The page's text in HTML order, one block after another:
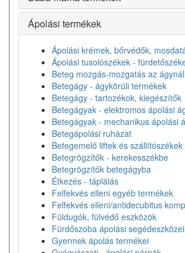
Ápolási termékek
Ápolási krémek, bőrvédők,
Ápolási tusolószékek -
Beteg mozgás-mozgatás az ágynál
Betegágy - ágykörüli termékek
Betegágy - tartozékok, kiegészítők
Betegágyak - elektromos ápolási
Betegágyak - mechanikus ápolási
Betegápolási ruházat
Betegemelő liftek és szállítószékek
Betegrögzítők - kerekesszékbe
Betegrögzítők betegágyba
Étkezés - táplálás
Felfekvés elleni egyéb termékek
Felfekvés elleni/antidecubitus
Füldugók, fülvédő eszközök
Fürdőszoba ápolási segédeszközei
Gyermek ápolás termékei